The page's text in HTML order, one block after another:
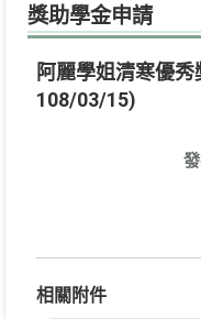
獎助學金申請
阿麗學姐清寒優秀
108/03/15)
相關附件